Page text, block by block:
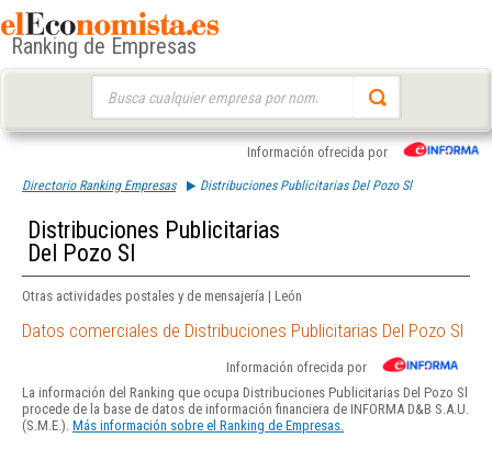
Ranking de Empresas
Información ofrecida por
Directorio Ranking Empresas Distribuciones Publicitarias Del Pozo Sl
Distribuciones Publicitarias
Del Pozo Sl
Otras actividades postales y de mensajería | León
Datos comerciales de Distribuciones Publicitarias Del Pozo Sl
Información ofrecida por
La información del Ranking que ocupa Distribuciones Publicitarias Del Pozo Sl
procede de la base de datos de información financiera de INFORMA D&B S.A.U.
(S.M.E.). Más información sobre el Ranking de Empresas.